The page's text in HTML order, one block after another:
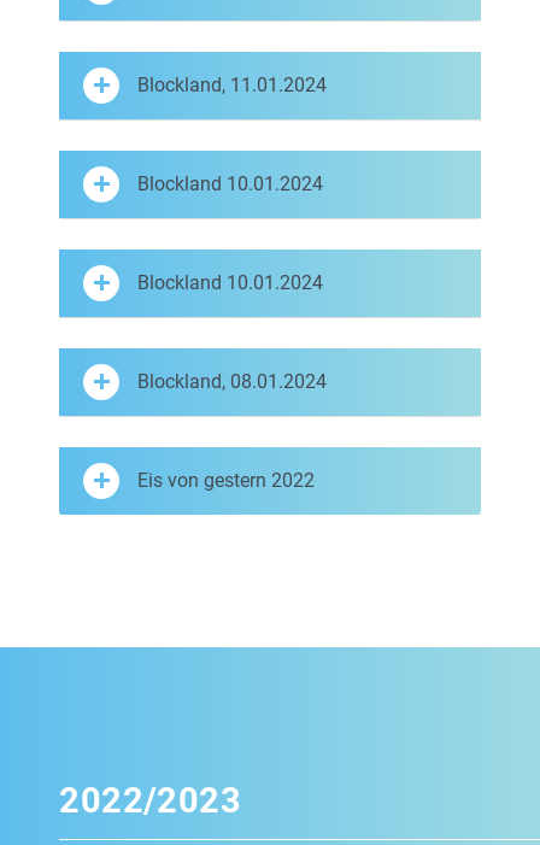
Blockland, 11.01.2024
Blockland 10.01.2024
Blockland 10.01.2024
Blockland, 08.01.2024
Eis von gestern 2022
2022/2023